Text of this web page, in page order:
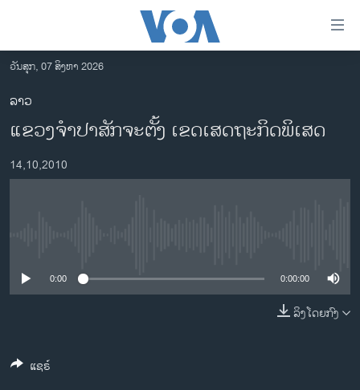
ເຂົ້າ
ຫາ
ຂ້າມ
ຂ້າມ
ໄປ
ອາເມຣິກາ
ການເລືອກຕັ້ງ ປະທານາທີບໍດີ ສະຫະລັດ 2024
ອິດສະຫຼະພາບດ້ານການຂ່າວ
ວິທະຍາສາດ-ເທັກໂນໂລຈີ
ວັນສຸກ, 07 ສິງຫາ 2026
ລາວ
ແຂວງຈໍາປາສັກຈະຕັ້ງ ເຂດເສດຖະກິດພິເສດ
14,10,2010
0:00 0:00:00
ລິງໂດຍກົງ
ແຊຣ໌